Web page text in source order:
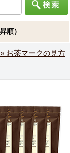
» お茶マークの見方